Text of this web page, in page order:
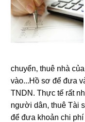
chuyển, thuê nhà
vào...Hồ sơ để đưa
TNDN. Thực tế rất
người dân, thuê Tài
để đưa khoản chi